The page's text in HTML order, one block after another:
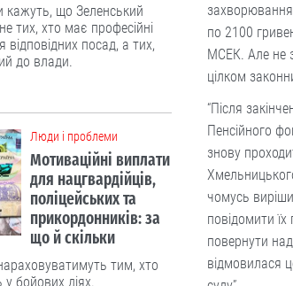
по 2100
МСЕК. Але не
цілком
“Після
Пенсійного
знову
чомусь
повідомити
повернути
відмовилася
кажуть, що Зеленський
тих, хто має професійні
відповідних посад, а тих,
до влади.
Люди і проблеми
Мотиваційні виплати
для нацгвардійців,
поліцейських та
прикордонників: за
що й скільки
тим, хто
у бойових діях.